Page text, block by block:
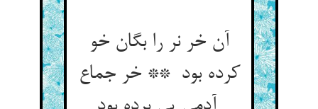
آن خر نر را بگان خو
کرده بود ** خر جماع